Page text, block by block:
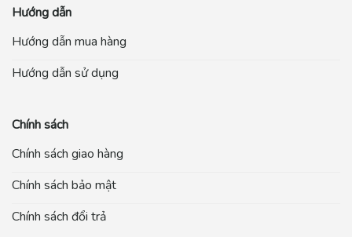
Hướng dẫn
Hướng dẫn mua hàng
Hướng dẫn sử dụng
Chính sách
Chính sách giao hàng
Chính sách bảo mật
Chính sách đổi trả